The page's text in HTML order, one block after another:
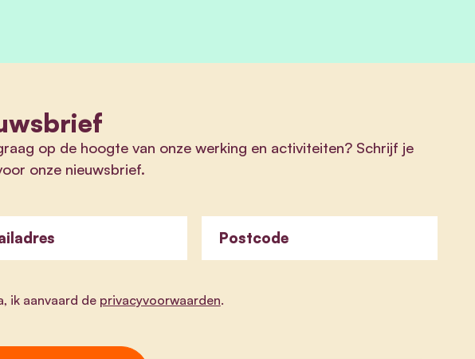
op de hoogte van onze werking en activiteiten? Schrijf je
onze nieuwsbrief.
Postcode
ik aanvaard de privacyvoorwaarden.